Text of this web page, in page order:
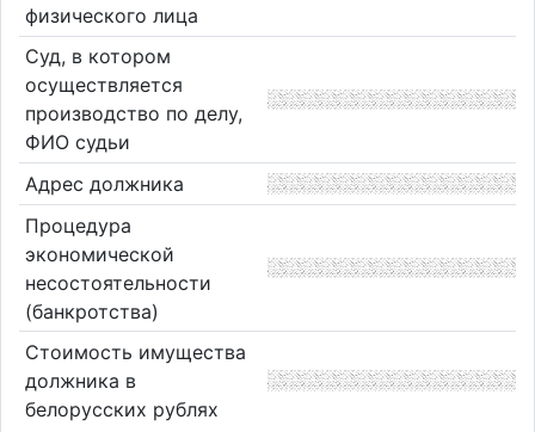
физического лица
Суд, в котором
осуществляется
производство по делу,
ФИО судьи
Адрес должника
Процедура
экономической
несостоятельности
(банкротства)
Стоимость имущества
должника в
белорусских рублях